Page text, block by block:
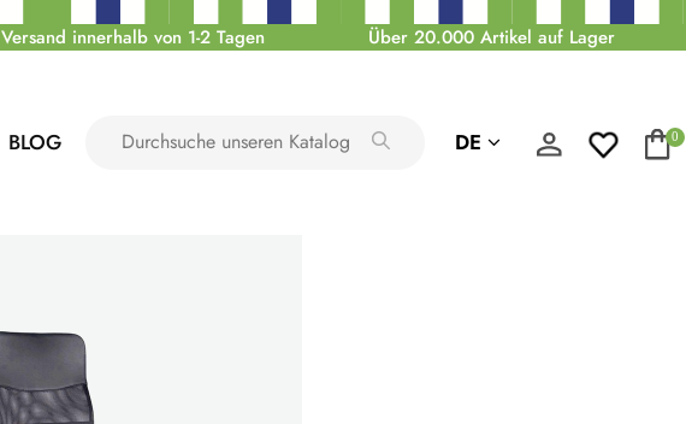
Versand innerhalb von 1-2 Tagen Über 20.000 Artikel auf Lager
BLOG DE 0